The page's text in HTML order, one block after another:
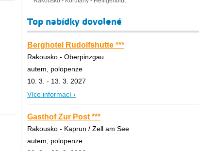
Top nabídky dovolené
Berghotel Rudolfshutte ***
Rakousko - Oberpinzgau
autem, polopenze
10. 3. - 13. 3. 2027
Více informací ›
Gasthof Zur Post ***
Rakousko - Kaprun / Zell am See
autem, polopenze